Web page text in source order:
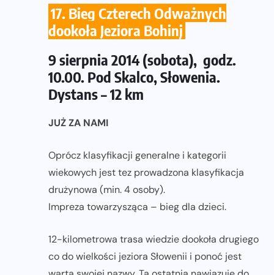
17. Bieg Czterech Odważnych
dookoła Jeziora Bohinj
9 sierpnia 2014 (sobota), godz.
10.00. Pod Skalco, Słowenia.
Dystans – 12 km
JUŻ ZA NAMI
Oprócz klasyfikacji generalne i kategorii
wiekowych jest tez prowadzona klasyfikacja
drużynowa (min. 4 osoby).
Impreza towarzysząca – bieg dla dzieci.
12-kilometrowa trasa wiedzie dookoła drugiego
co do wielkości jeziora Słowenii i ponoć jest